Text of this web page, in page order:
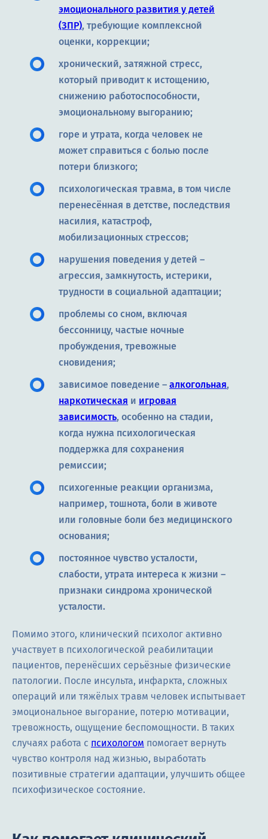
эмоционального развития у детей
(ЗПР), требующие комплексной
оценки, коррекции;
хронический, затяжной стресс,
который приводит к истощению,
снижению работоспособности,
эмоциональному выгоранию;
горе и утрата, когда человек не
может справиться с болью после
потери близкого;
психологическая травма, в том числе
перенесённая в детстве, последствия
насилия, катастроф,
мобилизационных стрессов;
нарушения поведения у детей –
агрессия, замкнутость, истерики,
трудности в социальной адаптации;
проблемы со сном, включая
бессонницу, частые ночные
пробуждения, тревожные
сновидения;
зависимое поведение – алкогольная,
наркотическая и игровая
зависимость, особенно на стадии,
когда нужна психологическая
поддержка для сохранения
ремиссии;
психогенные реакции организма,
например, тошнота, боли в животе
или головные боли без медицинского
основания;
постоянное чувство усталости,
слабости, утрата интереса к жизни –
признаки синдрома хронической
усталости.
Помимо этого, клинический психолог активно
участвует в психологической реабилитации
пациентов, перенёсших серьёзные физические
патологии. После инсульта, инфаркта, сложных
операций или тяжёлых травм человек испытывает
эмоциональное выгорание, потерю мотивации,
тревожность, ощущение беспомощности. В таких
случаях работа с психологом помогает вернуть
чувство контроля над жизнью, выработать
позитивные стратегии адаптации, улучшить общее
психофизическое состояние.